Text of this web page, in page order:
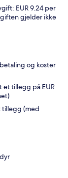
EUR 9.24 per
gjelder ikke
og koster
et tillegg på EUR
tillegg (med